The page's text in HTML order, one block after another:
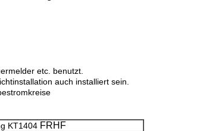
etc. benutzt.
auch installiert sein.
KT1404 FRHF